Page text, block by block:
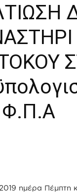
Φ.Π.Α
ημέρα Πέμπτη